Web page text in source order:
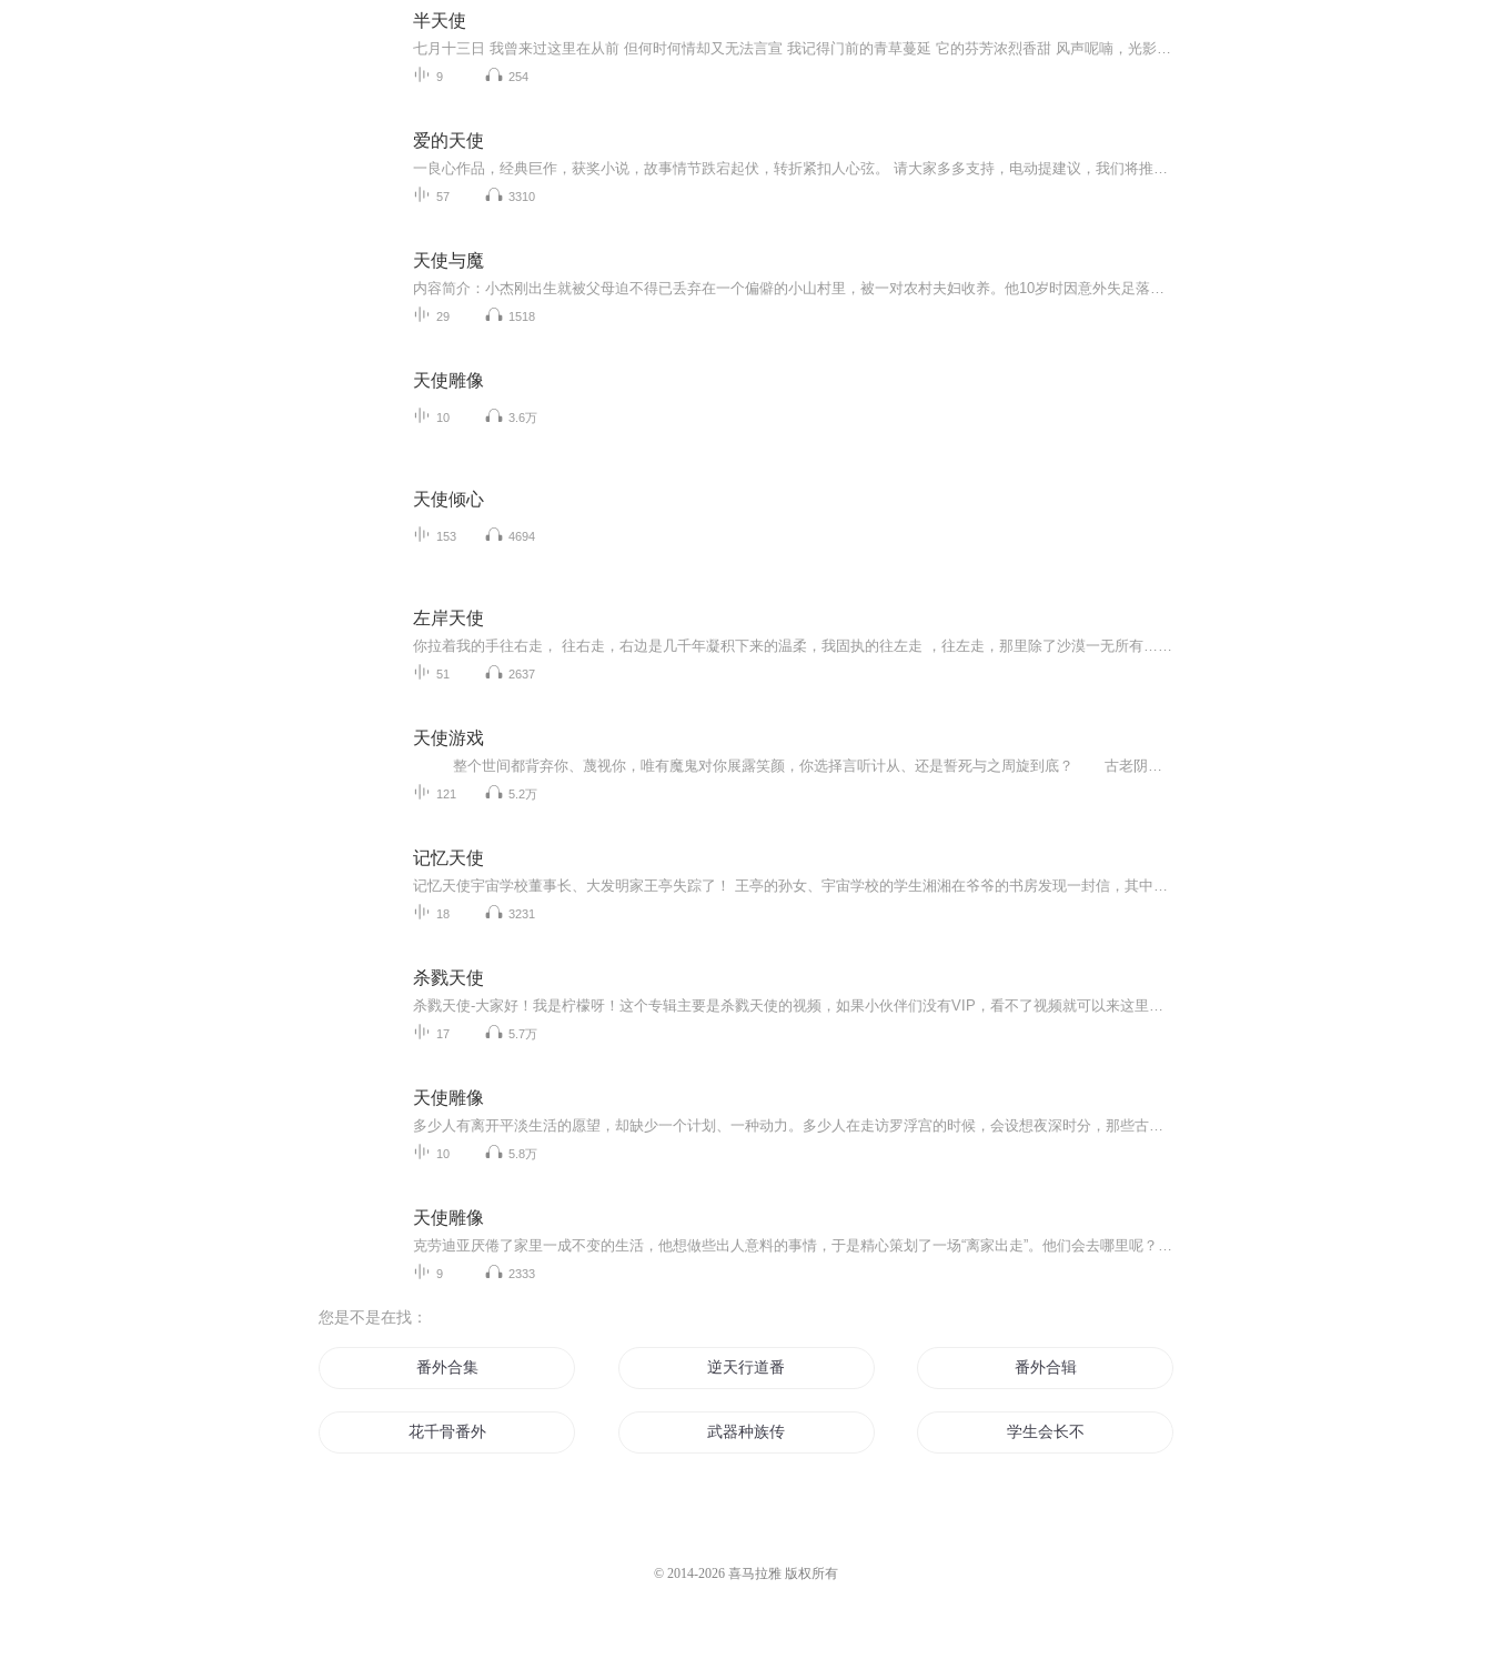
半天使
七月十三日 我曾来过这里在从前 但何时何情却又无法言宣 我记得门前的青草蔓延 它的芬芳浓烈香甜 风声呢喃，光影围绕岸边。 你曾属于我在从前 这是多久的事我却茫然 当凝视高翔的群燕 你回眸顾盼 面纱掉落的瞬间——我记起了一切前缘。 这首诗是英国诗人丹...
9 254
爱的天使
一良心作品，经典巨作，获奖小说，故事情节跌宕起伏，转折紧扣人心弦。 请大家多多支持，电动提建议，我们将推出更多的优秀作品，满足您的耳朵，震撼您的心灵。 一良心作品，经典巨作，获奖小说，故事情节跌宕起伏，转折紧扣人心弦。 请大家多多支持，电动提建议，我们将推出更多的优秀作品，满足您的耳朵，震撼您的心灵。
57 3310
天使与魔
内容简介：小杰刚出生就被父母迫不得已丢弃在一个偏僻的小山村里，被一对农村夫妇收养。他10岁时因意外失足落水，就在他快要溺死时，一个小天使从天而降，从河里救起了他。他们分别时，小天使告诉小杰，她叫芸儿，并把自己的小挂件送给了他。10年之后，小...
29 1518
天使雕像
10 3.6万
天使倾心
153 4694
左岸天使
你拉着我的手往右走， 往右走，右边是几千年凝积下来的温柔，我固执的往左走 ，往左走，那里除了沙漠一无所有……
51 2637
天使游戏
整个世间都背弃你、蔑视你，唯有魔鬼对你展露笑颜，你选择言听计从、还是誓死与之周旋到底？ 古老阴暗的巴塞罗那，雨无休无止。 穷困潦倒的落魄作家马丁，在廉价的冒险小时中无谓的燃烧生命。为了钟情的女子，马丁矢志...
121 5.2万
记忆天使
记忆天使宇宙学校董事长、大发明家王亭失踪了！ 王亭的孙女、宇宙学校的学生湘湘在爷爷的书房发现一封信，其中似乎隐藏了爷爷失踪的线索。与此同时，酷帅男生诺言也在图书馆发现了写着同样内容的信，信却转眼间神秘消失。 经过最初的误解与疏离，湘湘和诺言以及聪明可人的学校小记者萱儿组成一个秘密小组，开始暗中搜寻爷爷的下落。所有的事情都和信上提到的寻宝图以及“记忆天使”有关。可是，为什么他们总觉得有双眼睛在背后注视着他们，总是有人比他们抢先一步找到新的线索……
18 3231
杀戮天使
杀戮天使-大家好！我是柠檬呀！这个专辑主要是杀戮天使的视频，如果小伙伴们没有VIP，看不了视频就可以来这里看看哟，我给大家的都是最精致的哟！希望大家看看其他的作品给我点点关注呀。以后还会出更多好玩好看的专辑哦！（所有作品为柠檬本人录制制作，...
17 5.7万
天使雕像
多少人有离开平淡生活的愿望，却缺少一个计划、一种动力。多少人在走访罗浮宫的时候，会设想夜深时分，那些古希腊雕像会不会站起来，埃及石棺里的亡灵会不会活过来……，孤独漫步在午夜的博物馆是什么感觉？《天使雕像（升级版）》正是写这种内在的欲望。...
10 5.8万
天使雕像
克劳迪亚厌倦了家里一成不变的生活，他想做些出人意料的事情，于是精心策划了一场“离家出走”。他们会去哪里呢？又发生了什么不可预知的轶事呢？
9 2333
您是不是在找：
番外合集 逆天行道番外篇 番外合辑
花千骨番外 武器种族传说之世界番外 学生会长不会被里番
© 2014-2026 喜马拉雅 版权所有